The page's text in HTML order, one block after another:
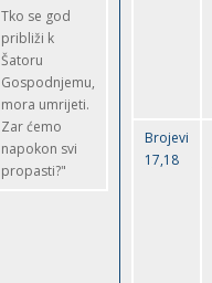
Tko se god
približi k
Šatoru
Gospodnjemu,
mora umrijeti.
Zar ćemo
napokon svi
propasti?"
Brojevi
17,18